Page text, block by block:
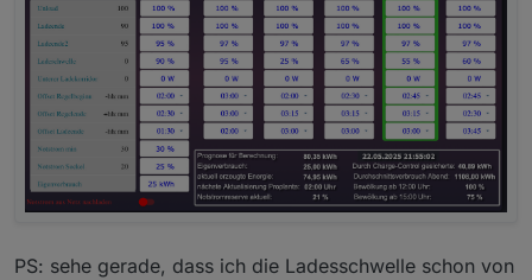
PS: sehe gerade, dass ich die Ladesschwelle schon von